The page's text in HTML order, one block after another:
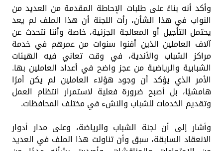
وأكد أنه بناءً على طلبات الإحاطة المقدمة من العديد من
النواب في هذا الشأن، رأت اللجنة أن هذا الملف لم يعد
يحتمل التأجيل أو المعالجة الجزئية، خاصة وأننا نتحدث عن
آلاف العاملين الذين أفنوا سنوات من عمرهم في خدمة
مراكز الشباب والأندية، في وقت تعاني فيه الهيئات
الشبابية والرياضية من عجز واضح في أعداد العاملين بها.
الأمر الذي يؤكد أن وجود هؤلاء العاملين لم يكن أمرًا
هامشيًا، بل أصبح ضرورة فعلية لاستمرار انتظام العمل
وتقديم الخدمات للشباب والنشء في مختلف المحافظات.
وأشار إلى أن لجنة الشباب والرياضة، وعلى مدار أدوار
الانعقاد السابقة، سبق وأن تناولت هذا الملف في العديد